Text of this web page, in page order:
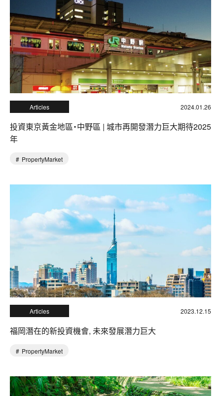
Articles 2024.01.26
投資東京黃金地區・中野區 | 城市再開發潛力巨大期待2025
年
PropertyMarket
Articles 2023.12.15
福岡潛在的新投資機會, 未來發展潛力巨大
PropertyMarket